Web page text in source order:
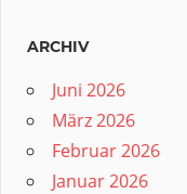
ARCHIV
Juni 2026
März 2026
Februar 2026
Januar 2026